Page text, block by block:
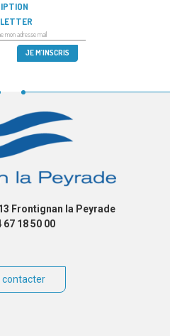
Frontignan la Peyrade
67 18 50 00
contacter